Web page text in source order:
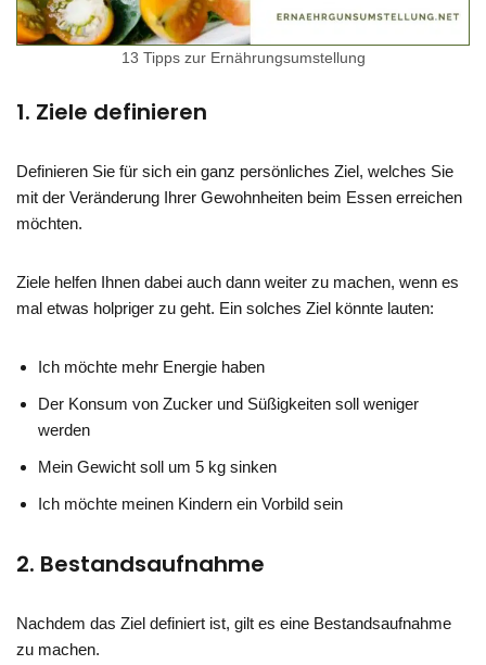
13 Tipps zur Ernährungsumstellung
1. Ziele definieren
Definieren Sie für sich ein ganz persönliches Ziel, welches Sie
mit der Veränderung Ihrer Gewohnheiten beim Essen erreichen
möchten.
Ziele helfen Ihnen dabei auch dann weiter zu machen, wenn es
mal etwas holpriger zu geht. Ein solches Ziel könnte lauten:
Ich möchte mehr Energie haben
Der Konsum von Zucker und Süßigkeiten soll weniger
werden
Mein Gewicht soll um 5 kg sinken
Ich möchte meinen Kindern ein Vorbild sein
2. Bestandsaufnahme
Nachdem das Ziel definiert ist, gilt es eine Bestandsaufnahme
zu machen.